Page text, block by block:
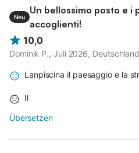
Neu
Un bellossimo posto e i
accoglienti!
10,0
Dominik P., Juli 2026, Deutschland
Lanpiscina il paesaggio e la
Il
Übersetzen